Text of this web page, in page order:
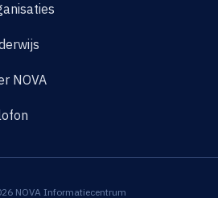
NOVA
NOVA Informatiecentrum